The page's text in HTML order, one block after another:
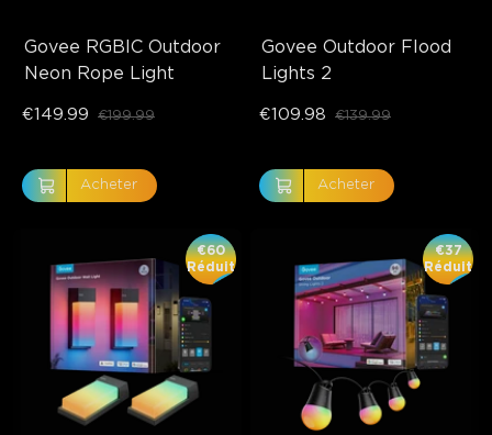
Govee RGBIC Outdoor
Neon Rope Light
€149.99 €199.99
Acheter
Govee Outdoor Flood
Lights 2
€109.98 €139.99
Acheter
€60
Réduit
€37
Réduit